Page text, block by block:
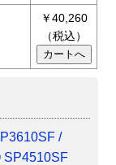
￥40,260
（税込）
/
SP4510SF